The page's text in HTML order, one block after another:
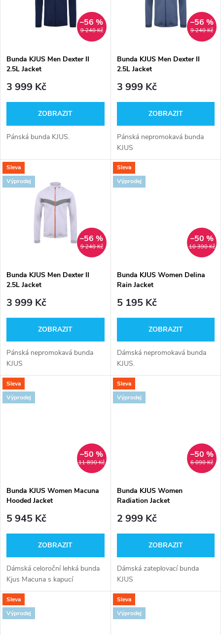
p
r
d
u
k
s
p
r
o
d
u
9 240 Kč
–56 %
Bunda KJUS Men Dexter II
2.5L Jacket
3 999 Kč
ZOBRAZIT
Pánská bunda KJUS.
9 240 Kč
–56 %
Bunda KJUS Men Dexter II
2.5L Jacket
3 999 Kč
ZOBRAZIT
Pánská nepromokavá bunda
KJUS
Sleva
Výprodej
9 240 Kč
–56 %
Bunda KJUS Men Dexter II
2.5L Jacket
3 999 Kč
ZOBRAZIT
Pánská nepromokavá bunda
KJUS
Sleva
Výprodej
10 390 Kč
–50 %
Bunda KJUS Women Delina
Rain Jacket
5 195 Kč
ZOBRAZIT
Dámská nepromokavá bunda
KJUS.
Sleva
Výprodej
11 890 Kč
–50 %
Bunda KJUS Women Macuna
Hooded Jacket
5 945 Kč
ZOBRAZIT
Dámská celoroční lehká bunda
Kjus Macuna s kapucí
Sleva
Výprodej
6 090 Kč
–50 %
Bunda KJUS Women
Radiation Jacket
2 999 Kč
ZOBRAZIT
Dámská zateplovací bunda
KJUS
Sleva
Výprodej
Sleva
Výprodej